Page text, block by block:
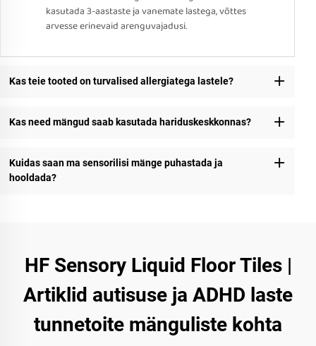
kasutada 3-aastaste ja vanemate lastega, võttes
arvesse erinevaid arenguvajadusi.
Kas teie tooted on turvalised allergiatega lastele?
Kas need mängud saab kasutada hariduskeskkonnas?
Kuidas saan ma sensorilisi mänge puhastada ja
hooldada?
HF Sensory Liquid Floor Tiles |
Artiklid autisuse ja ADHD laste
tunnetoite mänguliste kohta